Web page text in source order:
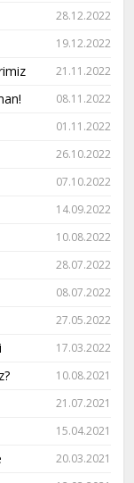
28.12.2022
19.12.2022
21.11.2022
08.11.2022
01.11.2022
26.10.2022
07.10.2022
14.09.2022
10.08.2022
28.07.2022
08.07.2022
27.05.2022
17.03.2022
10.08.2021
21.07.2021
15.04.2021
20.03.2021